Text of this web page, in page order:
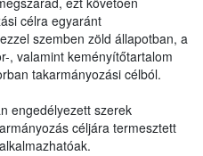
célra egyaránt
szemben zöld állapotban, a
, valamint keményítőtartalom
takarmányozási célból.
engedélyezett szerek
céljára termesztett